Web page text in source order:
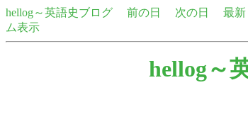
hellog～英語史ブログ 前の日 次の日 最新
ム表示
hellog～